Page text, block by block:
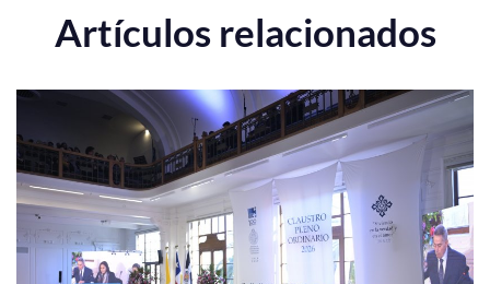
Artículos relacionados